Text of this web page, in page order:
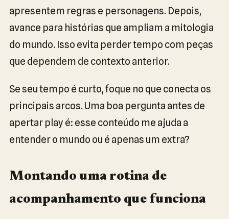
apresentem regras e personagens. Depois,
avance para histórias que ampliam a mitologia
do mundo. Isso evita perder tempo com peças
que dependem de contexto anterior.
Se seu tempo é curto, foque no que conecta os
principais arcos. Uma boa pergunta antes de
apertar play é: esse conteúdo me ajuda a
entender o mundo ou é apenas um extra?
Montando uma rotina de
acompanhamento que funciona